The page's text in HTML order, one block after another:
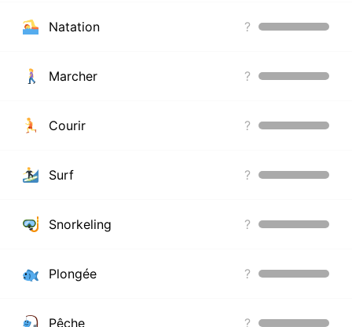
Natation ?
Marcher ?
Courir ?
Surf ?
Snorkeling ?
Plongée ?
Pêche ?